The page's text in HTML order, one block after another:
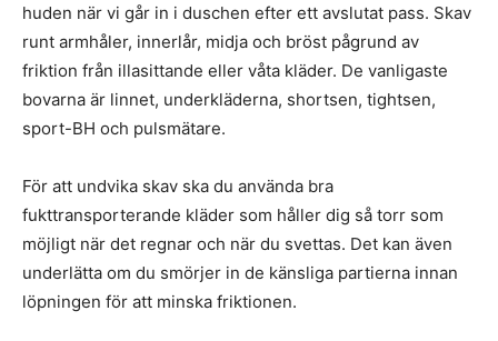
huden när vi går in i duschen efter ett avslutat pass. Skav
runt armhåler, innerlår, midja och bröst pågrund av
friktion från illasittande eller våta kläder. De vanligaste
bovarna är linnet, underkläderna, shortsen, tightsen,
sport-BH och pulsmätare.
För att undvika skav ska du använda bra
fukttransporterande kläder som håller dig så torr som
möjligt när det regnar och när du svettas. Det kan även
underlätta om du smörjer in de känsliga partierna innan
löpningen för att minska friktionen.